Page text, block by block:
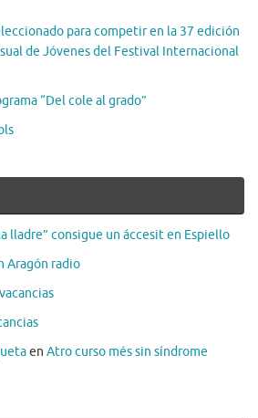
para competir en la 37 edición
de Jóvenes del Festival Internacional
“Del cole al grado”
lladre” consigue un áccesit en Espiello
Aragón radio
en Atro curso més sin síndrome